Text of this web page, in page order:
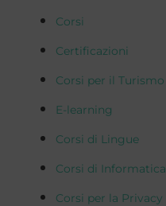
Corsi
Certificazioni
Corsi per il Turismo
E-learning
Corsi di Lingue
Corsi di Informatica
Corsi per la Privacy